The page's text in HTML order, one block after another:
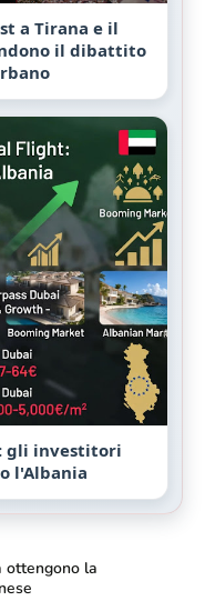
a Tirana e il
il dibattito
gli investitori
l'Albania
ottengono la